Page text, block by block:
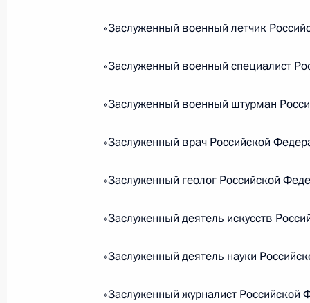
Подписан закон, направленный на
Внесены изменения в закон о
Внесены изменения в Трудовой
19 июля 2018 года, 17:00
«Заслуженный военный летчик
«Заслуженный военный специалист
«Заслуженный военный штурман
«Заслуженный врач Российской
«Заслуженный геолог Российской
«Заслуженный деятель искусств
«Заслуженный деятель науки
«Заслуженный журналист Российской